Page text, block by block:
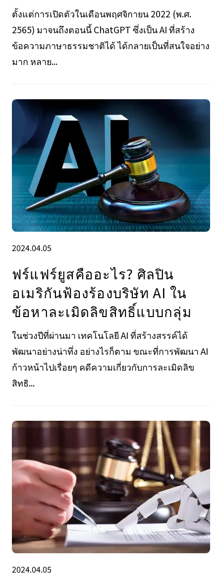
ตั้งแต่การเปิดตัวในเดือนพฤศจิกายน 2022 (พ.ศ.
2565) มาจนถึงตอนนี้ ChatGPT ซึ่งเป็น AI ที่สร้าง
ข้อความภาษาธรรมชาติได้ ได้กลายเป็นที่สนใจอย่าง
มาก หลาย...
2024.04.05
ฟร์แฟร์ยูสคืออะไร? ศิลปิน
อเมริกันฟ้องร้องบริษัท AI ใน
ข้อหาละเมิดลิขสิทธิ์แบบกลุ่ม
ในช่วงปีที่ผ่านมา เทคโนโลยี AI ที่สร้างสรรค์ได้
พัฒนาอย่างน่าทึ่ง อย่างไรก็ตาม ขณะที่การพัฒนา AI
ก้าวหน้าไปเรื่อยๆ คดีความเกี่ยวกับการละเมิดลิข
สิทธิ...
2024.04.05